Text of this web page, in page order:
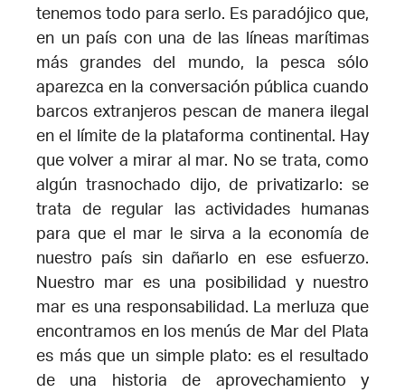
tenemos todo para serlo. Es paradójico que,
en un país con una de las líneas marítimas
más grandes del mundo, la pesca sólo
aparezca en la conversación pública cuando
barcos extranjeros pescan de manera ilegal
en el límite de la plataforma continental. Hay
que volver a mirar al mar. No se trata, como
algún trasnochado dijo, de privatizarlo: se
trata de regular las actividades humanas
para que el mar le sirva a la economía de
nuestro país sin dañarlo en ese esfuerzo.
Nuestro mar es una posibilidad y nuestro
mar es una responsabilidad. La merluza que
encontramos en los menús de Mar del Plata
es más que un simple plato: es el resultado
de una historia de aprovechamiento y